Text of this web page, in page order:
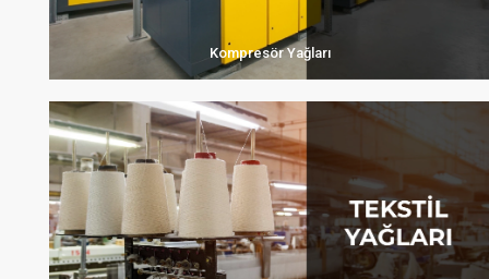
Kompresör Yağları